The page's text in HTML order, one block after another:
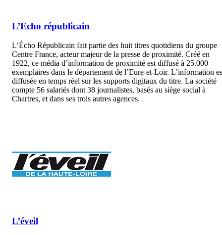
L’Echo républicain
L’Écho Républicain fait partie des huit titres quotidiens du groupe
Centre France, acteur majeur de la presse de proximité. Créé en
1922, ce média d’information de proximité est diffusé à 25.000
exemplaires dans le département de l’Eure-et-Loir. L’information
diffusée en temps réel sur les supports digitaux du titre. La société
compte 56 salariés dont 38 journalistes, basés au siège social à
Chartres, et dans ses trois autres agences.
L’éveil